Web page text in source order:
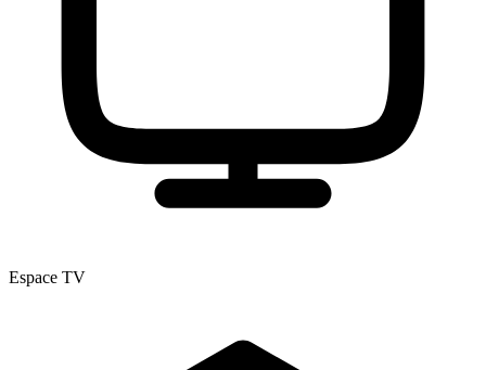
Espace TV